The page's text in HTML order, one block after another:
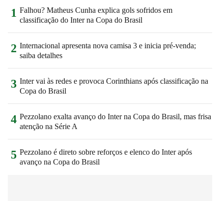
1 Falhou? Matheus Cunha explica gols sofridos em
classificação do Inter na Copa do Brasil
2 Internacional apresenta nova camisa 3 e inicia pré-venda;
saiba detalhes
3 Inter vai às redes e provoca Corinthians após classificação na
Copa do Brasil
4 Pezzolano exalta avanço do Inter na Copa do Brasil, mas frisa
atenção na Série A
5 Pezzolano é direto sobre reforços e elenco do Inter após
avanço na Copa do Brasil